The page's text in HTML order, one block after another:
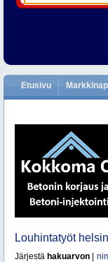
Etusivu
Louhintatyöt
Järjestä hakuarvon